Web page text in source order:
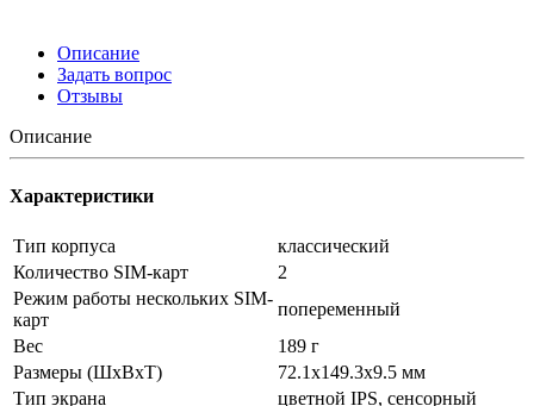
Описание
Задать вопрос
Отзывы
Описание
Характеристики
Тип корпуса
классический
Количество SIM-карт
2
Режим работы нескольких SIM-
карт
попеременный
Вес
189 г
Размеры (ШxВxТ)
72.1x149.3x9.5 мм
Тип экрана
цветной IPS, сенсорный